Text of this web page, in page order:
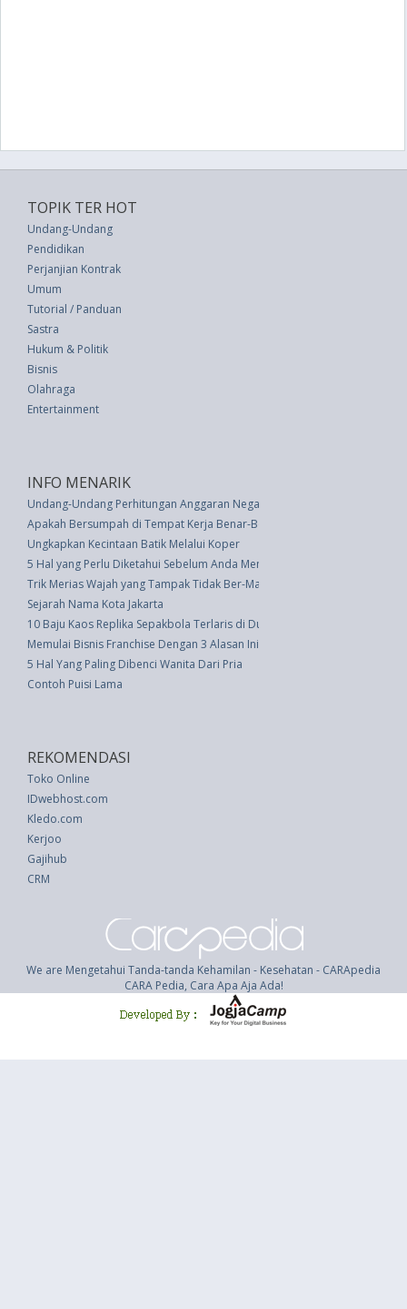
TOPIK TER HOT
Undang-Undang
Pendidikan
Perjanjian Kontrak
Umum
Tutorial / Panduan
Sastra
Hukum & Politik
Bisnis
Olahraga
Entertainment
INFO MENARIK
Undang-Undang Perhitungan Anggaran Negara Tahun 1975/1976 (UU 9
Apakah Bersumpah di Tempat Kerja Benar-Benar Oke?
Ungkapkan Kecintaan Batik Melalui Koper
5 Hal yang Perlu Diketahui Sebelum Anda Menyemprotkan Hama
Trik Merias Wajah yang Tampak Tidak Ber-Makeup
Sejarah Nama Kota Jakarta
10 Baju Kaos Replika Sepakbola Terlaris di Dunia
Memulai Bisnis Franchise Dengan 3 Alasan Ini
5 Hal Yang Paling Dibenci Wanita Dari Pria
Contoh Puisi Lama
REKOMENDASI
Toko Online
IDwebhost.com
Kledo.com
Kerjoo
Gajihub
CRM
We are Mengetahui Tanda-tanda Kehamilan - Kesehatan - CARApedia
CARA Pedia, Cara Apa Aja Ada!